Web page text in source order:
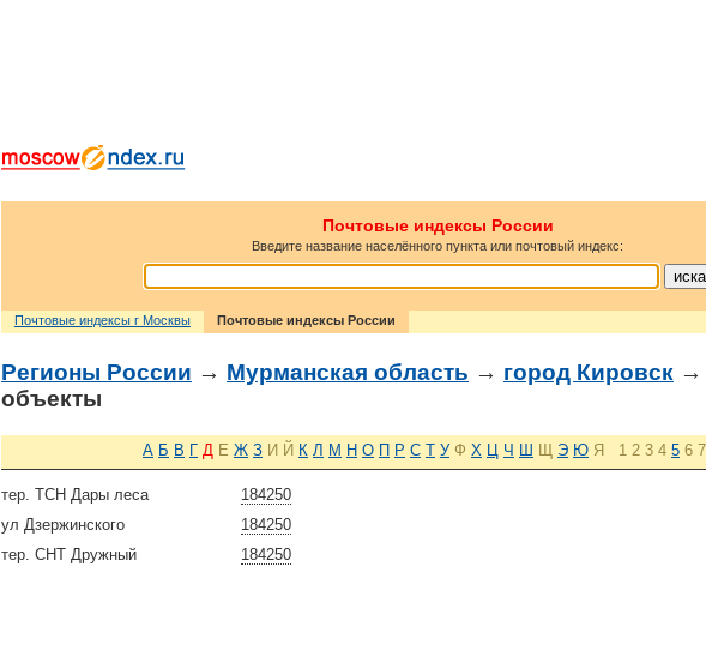
Почтовые индексы России
Введите название населённого пункта или почтовый индекс:
Почтовые индексы г Москвы Почтовые индексы России
Регионы России → Мурманская область → город Кировск →
объекты
А Б В Г Д Е Ж З И Й К Л М Н О П Р С Т У Ф Х Ц Ч Ш Щ Э Ю Я 1 2 3 4 5 6 7
184250
тер. ТСН Дары леса
184250
ул Дзержинского
184250
тер. СНТ Дружный